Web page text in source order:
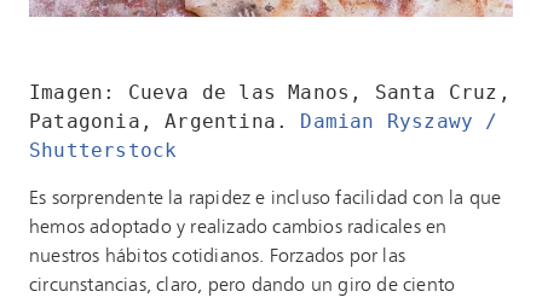
Imagen: Cueva de las Manos, Santa Cruz,
Patagonia, Argentina. Damian Ryszawy /
Shutterstock
Es sorprendente la rapidez e incluso facilidad con la que
hemos adoptado y realizado cambios radicales en
nuestros hábitos cotidianos. Forzados por las
circunstancias, claro, pero dando un giro de ciento